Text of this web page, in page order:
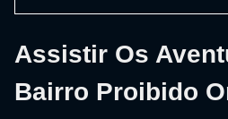
Assistir Os
Bairro Proibido